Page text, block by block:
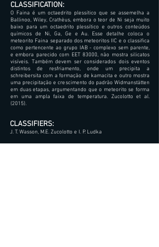
CLASSIFICATION:
O Faina é um octaedrito plessítico que se assemelha a
Ballinoo, Wiley, Crathèus, embora o teor de Ni seja muito
baixo para um octaedrito plessítico e outros conteúdos
químicos de Ni, Ga, Ge e Au. Esse detalhe coloca o
meteorito Faina separado dos meteoritos IIC e o classifica
como pertencente ao grupo IAB - complexo sem parente,
e embora parecido com EET 83000, não mostra silicatos
visíveis. Também devem ser considerados dois eventos
distintos de resfriamento, onde um precipita a
schreibersita com a formação de kamacita e outro mostra
uma precipitação e crescimento do padrão Widmanstätten
em duas etapas, argumentando que o meteorito se forma
em uma ampla faixa de temperatura. Zucolotto et al.
(2015).
CLASSIFIERS:
J. T. Wasson, M.E. Zucolotto e I. P. Ludka